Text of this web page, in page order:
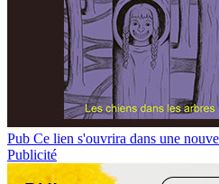
Pub Ce lien s'ouvrira dans une
Publicité